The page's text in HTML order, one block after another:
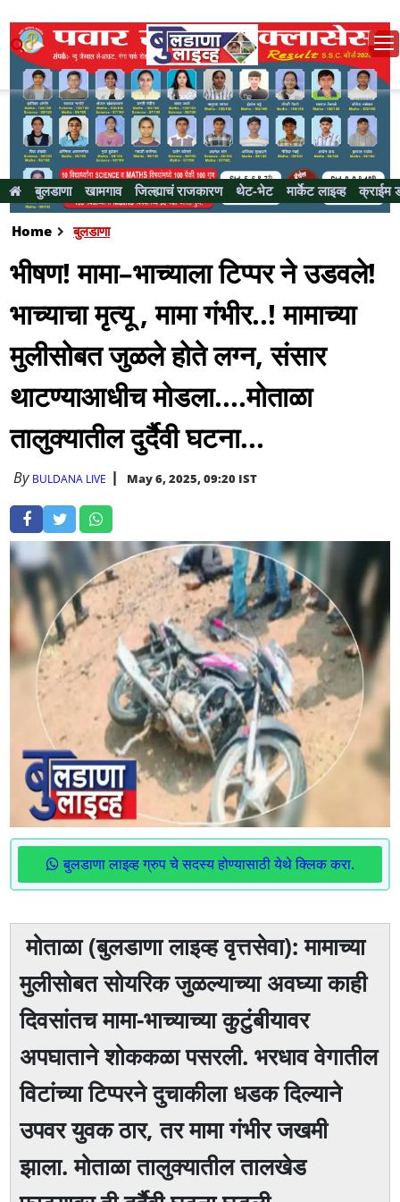
बुलडाणा खामगाव जिल्ह्याचं राजकारण थेट-भेट मार्केट लाइव्ह क्राईम
Home बुलडाणा
भीषण! मामा–भाच्याला टिप्पर ने उडवले!
भाच्याचा मृत्यू , मामा गंभीर..! मामाच्या
मुलीसोबत जुळले होते लग्न, संसार
थाटण्याआधीच मोडला....मोताळा
तालुक्यातील दुर्दैवी घटना...
By BULDANA LIVE May 6, 2025, 09:20 IST
बुलडाणा लाइव्ह ग्रुप चे सदस्य होण्यासाठी येथे क्लिक करा.
मोताळा (बुलडाणा लाइव्ह वृत्तसेवा): मामाच्या
मुलीसोबत सोयरिक जुळल्याच्या अवघ्या काही
दिवसांतच मामा-भाच्याच्या कुटुंबीयावर
अपघाताने शोककळा पसरली. भरधाव वेगातील
विटांच्या टिप्परने दुचाकीला धडक दिल्याने
उपवर युवक ठार, तर मामा गंभीर जखमी
झाला. मोताळा तालुक्यातील तालखेड